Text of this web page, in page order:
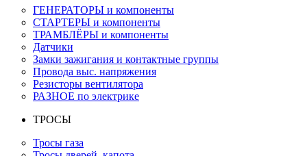
ГЕНЕРАТОРЫ и компоненты
СТАРТЕРЫ и компоненты
ТРАМБЛЁРЫ и компоненты
Датчики
Замки зажигания и контактные группы
Провода выс. напряжения
Резисторы вентилятора
РАЗНОЕ по электрике
ТРОСЫ
Тросы газа